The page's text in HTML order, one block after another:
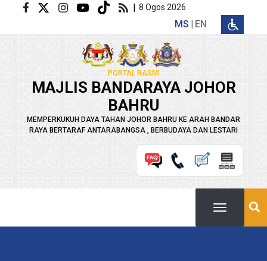
Langkau ke kandungan utama | 8 Ogos 2026
MS EN
PORTAL RASMI
MAJLIS BANDARAYA JOHOR
BAHRU
MEMPERKUKUH DAYA TAHAN JOHOR BAHRU KE ARAH BANDAR
RAYA BERTARAF ANTARABANGSA , BERBUDAYA DAN LESTARI